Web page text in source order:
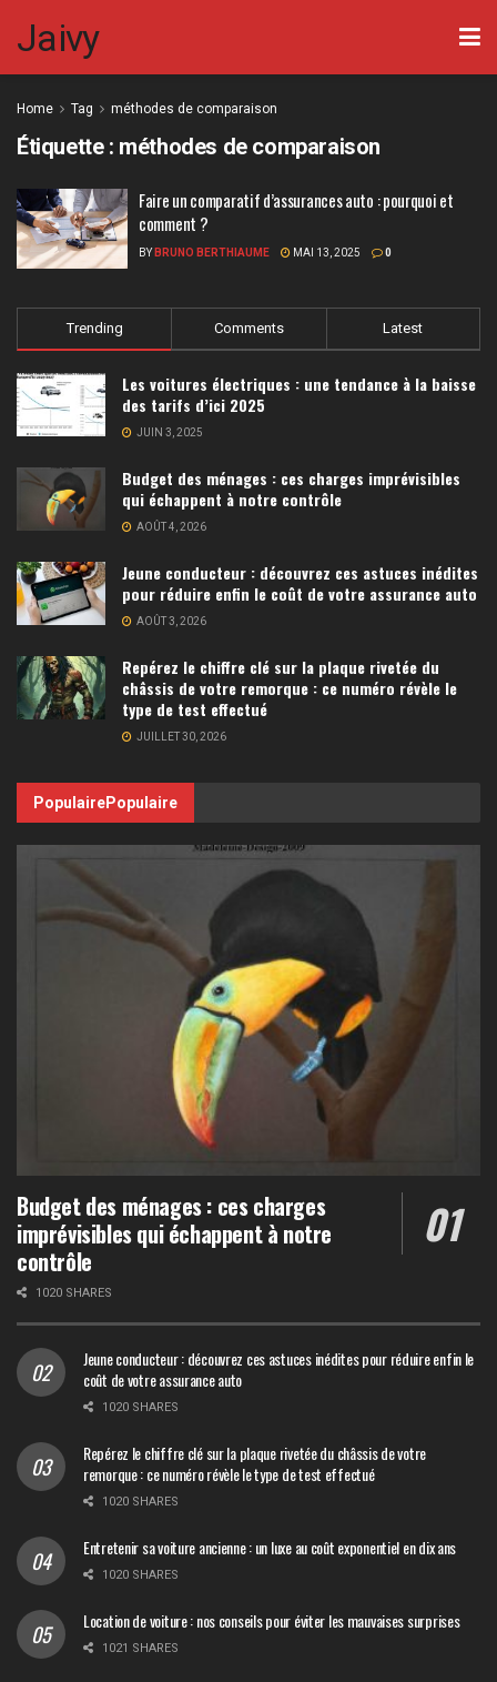
Jaivy
Home Tag méthodes de comparaison
Étiquette : méthodes de comparaison
Faire un comparatif d’assurances auto : pourquoi et
comment ?
BY BRUNO BERTHIAUME MAI 13, 2025 0
Trending Comments Latest
Les voitures électriques : une tendance à la baisse
des tarifs d’ici 2025
JUIN 3, 2025
Budget des ménages : ces charges imprévisibles
qui échappent à notre contrôle
AOÛT 4, 2026
Jeune conducteur : découvrez ces astuces inédites
pour réduire enfin le coût de votre assurance auto
AOÛT 3, 2026
Repérez le chiffre clé sur la plaque rivetée du
châssis de votre remorque : ce numéro révèle le
type de test effectué
JUILLET 30, 2026
PopulairePopulaire
Budget des ménages : ces charges
imprévisibles qui échappent à notre
contrôle
1020 SHARES
Jeune conducteur : découvrez ces astuces inédites pour réduire enfin le
coût de votre assurance auto
1020 SHARES
Repérez le chiffre clé sur la plaque rivetée du châssis de votre
remorque : ce numéro révèle le type de test effectué
1020 SHARES
Entretenir sa voiture ancienne : un luxe au coût exponentiel en dix ans
1020 SHARES
Location de voiture : nos conseils pour éviter les mauvaises surprises
1021 SHARES